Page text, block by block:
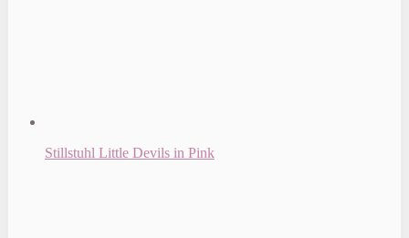
Stillstuhl Little Devils in Pink